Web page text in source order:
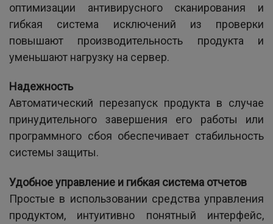
оптимизации антивирусного сканирования и
гибкая система исключений из проверки
повышают производительность продукта и
уменьшают нагрузку на сервер.
Надежность
Автоматический перезапуск продукта в случае
принудительного завершения его работы или
программного сбоя обеспечивает стабильность
системы защиты.
Удобное управление и гибкая система отчетов
Простые в использовании средства управления
продуктом, интуитивно понятный интерфейс,